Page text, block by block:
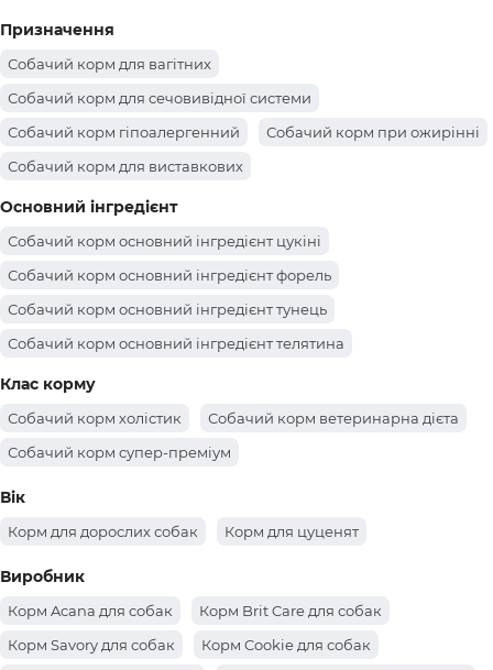
Призначення
Собачий корм для вагітних
Собачий корм для сечовивідної системи
Собачий корм гіпоалергенний
Собачий корм при ожирінні
Собачий корм для виставкових
Собачий корм для контролю ваги
Собачий корм для чутливого травлення
Собачий корм для стерилізованих
Основний інгредієнт
Собачий корм основний інгредієнт цукіні
Собачий корм основний інгредієнт форель
Собачий корм основний інгредієнт тунець
Собачий корм основний інгредієнт телятина
Собачий корм основний інгредієнт свинина
Собачий корм основний інгредієнт рис
Собачий корм основний інгредієнт оленина
Собачий корм основний інгредієнт кабан
Собачий корм основний інгредієнт груша
Собачий корм основний інгредієнт апельсин
Клас корму
Собачий корм холістик
Собачий корм ветеринарна дієта
Собачий корм супер-преміум
Вік
Корм для дорослих собак Корм для цуценят
Виробник
Корм Acana для собак
Корм Brit Care для собак
Корм Savory для собак
Корм Cookie для собак